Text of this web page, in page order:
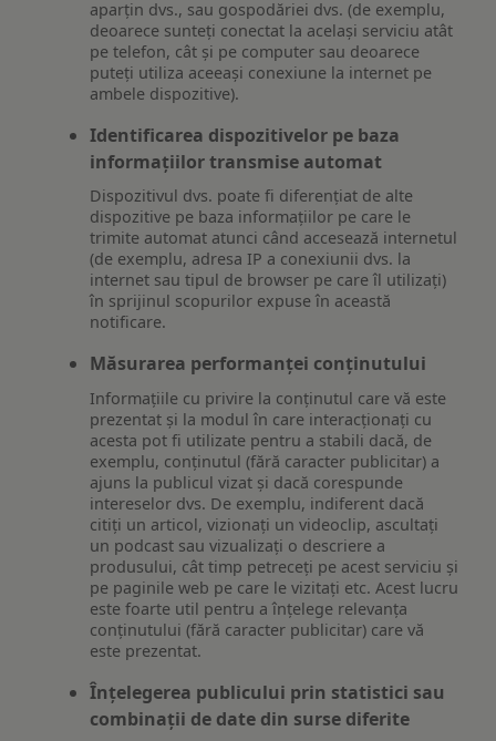
aparțin dvs., sau gospodăriei dvs. (de exemplu,
deoarece sunteți conectat la același serviciu atât
pe telefon, cât și pe computer sau deoarece
puteți utiliza aceeași conexiune la internet pe
ambele dispozitive).
Identificarea dispozitivelor pe baza
informațiilor transmise automat
Dispozitivul dvs. poate fi diferențiat de alte
dispozitive pe baza informațiilor pe care le
trimite automat atunci când accesează internetul
(de exemplu, adresa IP a conexiunii dvs. la
internet sau tipul de browser pe care îl utilizați)
în sprijinul scopurilor expuse în această
notificare.
Măsurarea performanței conținutului
Informațiile cu privire la conținutul care vă este
prezentat și la modul în care interacționați cu
acesta pot fi utilizate pentru a stabili dacă, de
exemplu, conținutul (fără caracter publicitar) a
ajuns la publicul vizat și dacă corespunde
intereselor dvs. De exemplu, indiferent dacă
citiți un articol, vizionați un videoclip, ascultați
un podcast sau vizualizați o descriere a
produsului, cât timp petreceți pe acest serviciu și
pe paginile web pe care le vizitați etc. Acest lucru
este foarte util pentru a înțelege relevanța
conținutului (fără caracter publicitar) care vă
este prezentat.
Înțelegerea publicului prin statistici sau
combinații de date din surse diferite